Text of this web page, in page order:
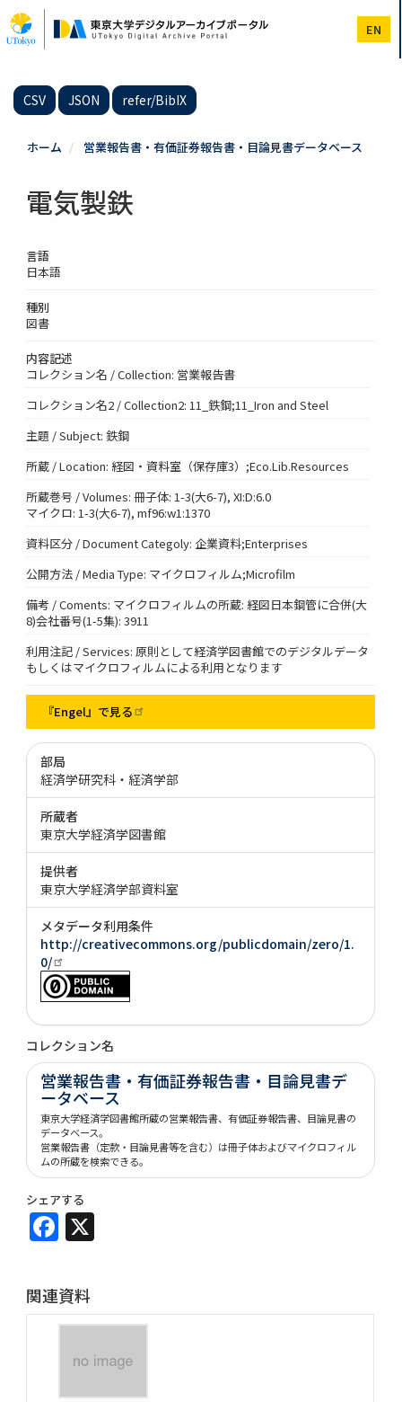
イ
ン
EN
CSV JSON refer/BibIX
ホーム 営業報告書・有価証券報告書・目論見書データベース
電気製鉄
言語
日本語
種別
図書
内容記述
コレクション名 / Collection: 営業報告書
コレクション名2 / Collection2: 11_鉄鋼;11_Iron and Steel
主題 / Subject: 鉄鋼
所蔵 / Location: 経図・資料室（保存庫3）;Eco.Lib.Resources
所蔵巻号 / Volumes: 冊子体: 1-3(大6-7), XI:D:6.0
マイクロ: 1-3(大6-7), mf96:w1:1370
資料区分 / Document Categoly: 企業資料;Enterprises
公開方法 / Media Type: マイクロフィルム;Microfilm
備考 / Coments: マイクロフィルムの所蔵: 経図日本鋼管に合併(大
8)会社番号(1-5集): 3911
利用注記 / Services: 原則として経済学図書館でのデジタルデータ
もしくはマイクロフィルムによる利用となります
『Engel』で見る
部局
経済学研究科・経済学部
所蔵者
東京大学経済学図書館
提供者
東京大学経済学部資料室
メタデータ利用条件
http://creativecommons.org/publicdomain/zero/1.
0/
コレクション名
営業報告書・有価証券報告書・目論見書デ
ータベース
東京大学経済学図書館所蔵の営業報告書、有価証券報告書、目論見書の
データベース。
営業報告書（定款・目論見書等を含む）は冊子体およびマイクロフィル
ムの所蔵を検索できる。
シェアする
Facebook
関連資料